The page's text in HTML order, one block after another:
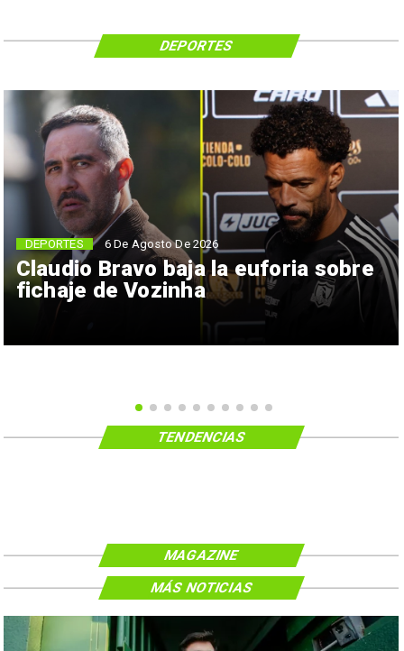
Claudio Bravo baja la euforia sobre
fichaje de Vozinha
DEPORTES 6 De Agosto De 2026
DEPORTES
TENDENCIAS
MAGAZINE
MÁS NOTICIAS